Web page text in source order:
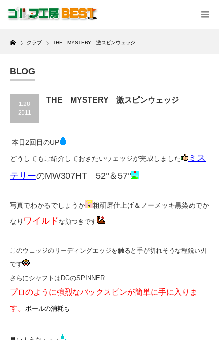
Home
クラブ THE MYSTERY 激スピンウェッジ
BLOG
1.28
2011
THE MYSTERY 激スピンウェッジ
本日2回目のUP
どうしてもご紹介しておきたいウェッジが完成しました
ミス
テリーのMW307HT 52°＆57°
写真でわかるでしょうか 粗研磨仕上げ＆ノーメッキ黒染めでか
なり ワイルド な顔つきです
このウェッジのリーディングエッジを触ると手が切れそうな程鋭い刃
です
さらにシャフトはDGのSPINNER
プロのように強烈なバックスピンが簡単に手に入りま
す。 ボールの消耗も